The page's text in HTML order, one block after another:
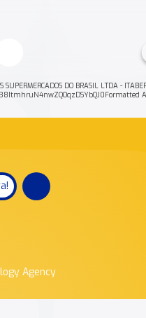
DO BRASIL LTDA -
Agency